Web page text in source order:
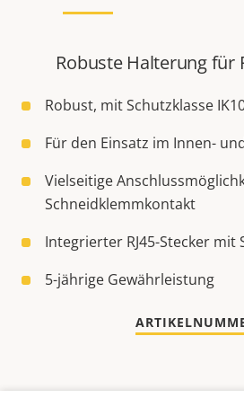
Robuste Halterung für
Robust, mit Schutzklasse
Für den Einsatz im Innen-
Vielseitige
Schneidklemmkontakt
Integrierter RJ45-Stecker mit
5-jährige Gewährleistung